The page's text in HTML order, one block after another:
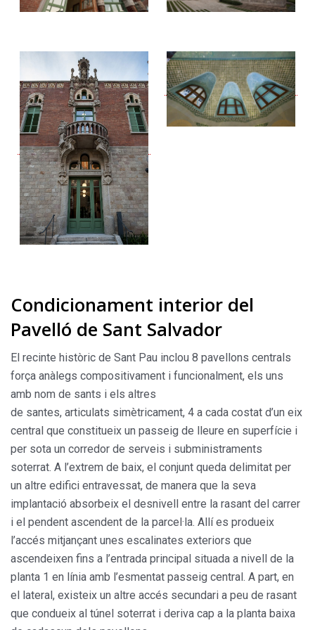
Condicionament interior del
Pavelló de Sant Salvador
El recinte històric de Sant Pau inclou 8 pavellons centrals
força anàlegs compositivament i funcionalment, els uns
amb nom de sants i els altres
de santes, articulats simètricament, 4 a cada costat d’un eix
central que constitueix un passeig de lleure en superfície i
per sota un corredor de serveis i subministraments
soterrat. A l’extrem de baix, el conjunt queda delimitat per
un altre edifici entravessat, de manera que la seva
implantació absorbeix el desnivell entre la rasant del carrer
i el pendent ascendent de la parcel·la. Allí es produeix
l’accés mitjançant unes escalinates exteriors que
ascendeixen fins a l’entrada principal situada a nivell de la
planta 1 en línia amb l’esmentat passeig central. A part, en
el lateral, existeix un altre accés secundari a peu de rasant
que condueix al túnel soterrat i deriva cap a la planta baixa